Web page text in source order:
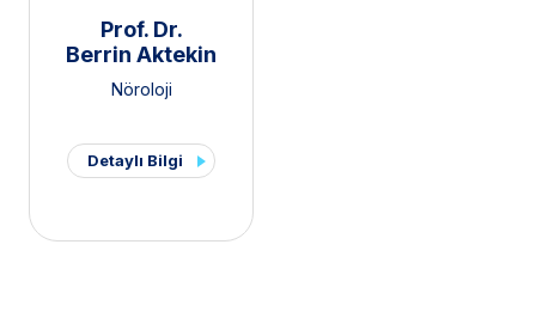
Prof. Dr.
Berrin Aktekin
Nöroloji
Detaylı Bilgi